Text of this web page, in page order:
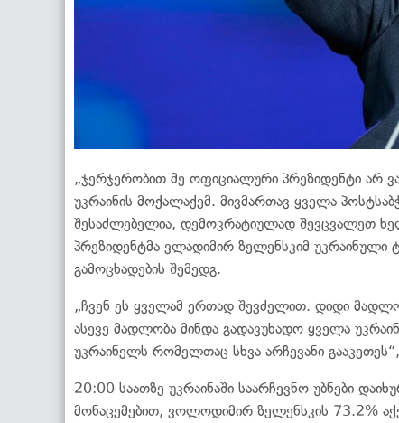
„ჯერჯერობით მე ოფიციალური პრეზიდენტი არ
უკრაინის მოქალაქემ. მივმართავ ყველა
შესაძლებელია, დემოკრატიულად შევცვალეთ
პრეზიდენტმა ვლადიმირ ზელენსკიმ უკრაინული
გამოცხადების შემედგ.
„ჩვენ ეს ყველამ ერთად შევძელით. დიდი
ასევე მადლობა მინდა გადავუხადო ყველა
უკრაინელს რომელთაც სხვა არჩევანი
20:00 საათზე უკრაინაში საარჩევნო უბნები
მონაცემებით, ვოლოდიმირ ზელენსკის 73.2%